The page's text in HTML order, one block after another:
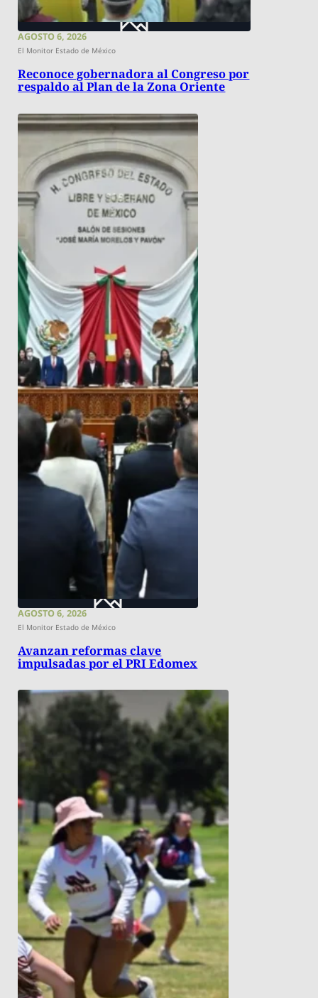
AGOSTO 6, 2026
El Monitor Estado de México
Reconoce gobernadora al Congreso por
respaldo al Plan de la Zona Oriente
AGOSTO 6, 2026
El Monitor Estado de México
Avanzan reformas clave
impulsadas por el PRI Edomex